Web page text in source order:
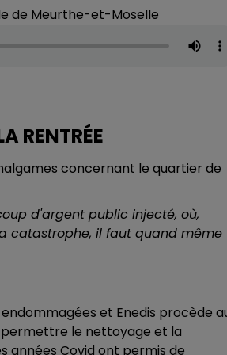
de Meurthe-et-Moselle
RENTRÉE
concernant le quartier de
d'argent public injecté, où,
catastrophe, il faut quand même
et Enedis procède
permettre le nettoyage et la
années Covid ont permis de